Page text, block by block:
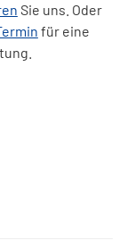
Sie uns. Oder
für eine